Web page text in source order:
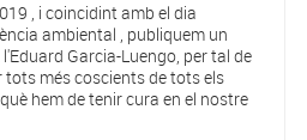
, i coincidint amb el dia
ambiental , publiquem un
Garcia-Luengo, per tal de
tots més coscients de tots els
hem de tenir cura en el nostre